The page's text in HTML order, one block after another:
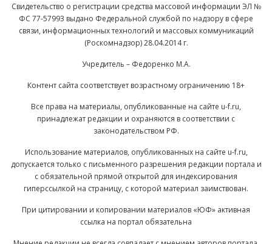
Свидетельство о регистрации средства массовой информации ЭЛ №
ФС 77-57993 выдано Федеральной службой по надзору в сфере
связи, информационных технологий и массовых коммуникаций
(Роскомнадзор) 28.04.2014 г.
Учредитель – Федоренко М.А.
Контент сайта соответствует возрастному ограничению 18+
Все права на материалы, опубликованные на сайте u-f.ru,
принадлежат редакции и охраняются в соответствии с
законодательством РФ.
Использование материалов, опубликованных на сайте u-f.ru,
допускается только с письменного разрешения редакции портала и
с обязательной прямой открытой для индексирования
гиперссылкой на страницу, с которой материал заимствован.
При цитировании и копировании материалов «ЮФ» активная
ссылка на портал обязательна